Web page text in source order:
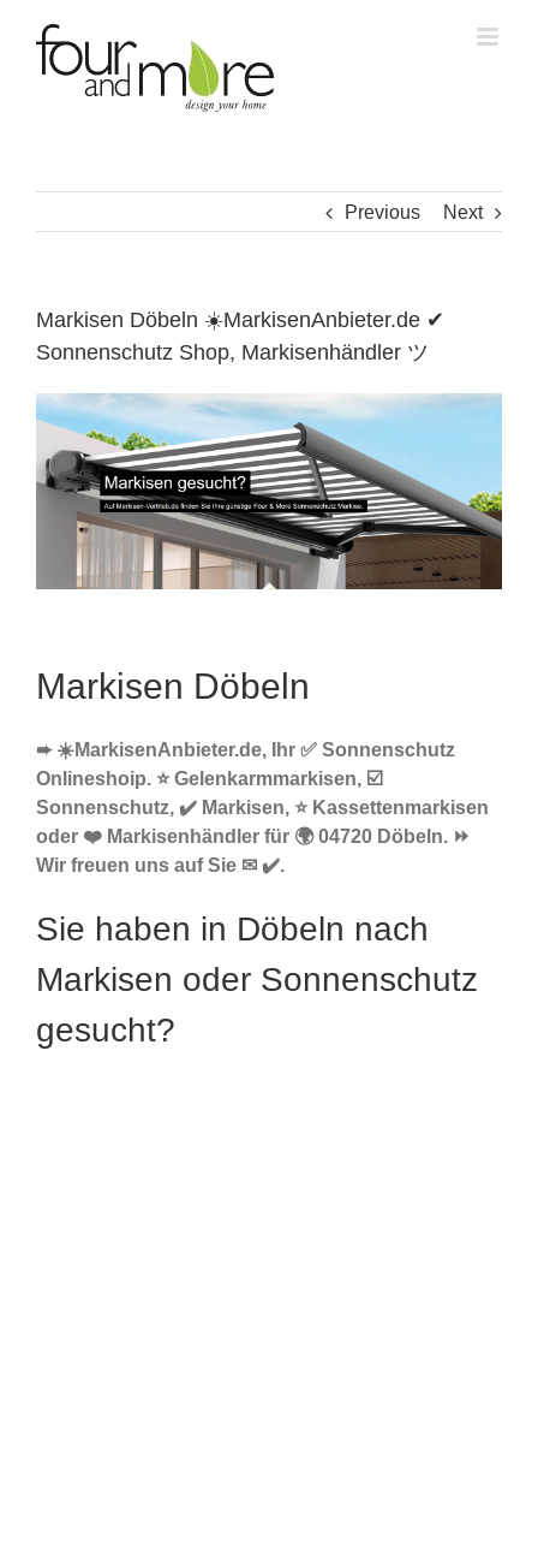
content
Previous Next
Markisen Döbeln ☀️MarkisenAnbieter.de ✔
Sonnenschutz Shop, Markisenhändler ツ
Markisen Döbeln
➨ ☀️MarkisenAnbieter.de, Ihr ✅ Sonnenschutz
Onlineshoip. ⭐ Gelenkarmmarkisen, ☑️
Sonnenschutz, ✔️ Markisen, ⭐ Kassettenmarkisen
oder ❤️ Markisenhändler für 🌍 04720 Döbeln. ⏩
Wir freuen uns auf Sie ✉ ✔️.
Sie haben in Döbeln nach
Markisen oder Sonnenschutz
gesucht?